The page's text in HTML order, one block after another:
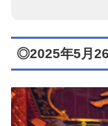
◎2025年5月26